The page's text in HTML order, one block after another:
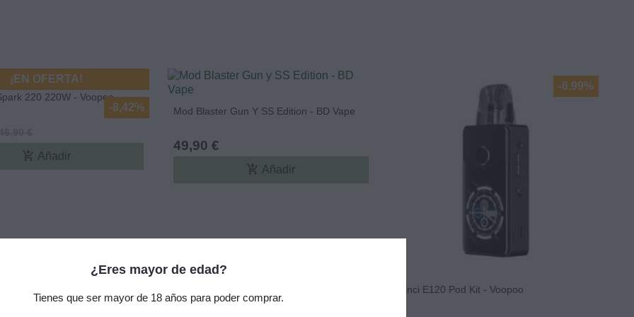
220 220W - Voopoo
add_shopping_cart Añadir
¡EN OFERTA!
-8,42% Mod Blaster Gun Y SS Edition - BD Vape
49,90 €
add_shopping_cart Añadir
Vinci E120 Pod Kit - Voopoo
-6,99%
¿Eres mayor de edad?
Tienes que ser mayor de 18 años para poder comprar.